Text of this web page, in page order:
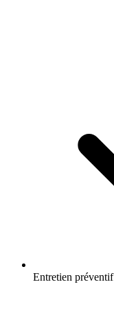
Entretien préventif